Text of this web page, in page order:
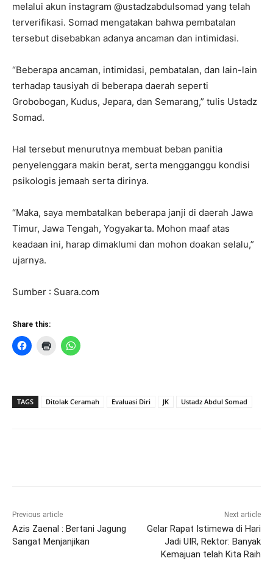
melalui akun instagram @ustadzabdulsomad yang telah
terverifikasi. Somad mengatakan bahwa pembatalan
tersebut disebabkan adanya ancaman dan intimidasi.
“Beberapa ancaman, intimidasi, pembatalan, dan lain-lain
terhadap tausiyah di beberapa daerah seperti
Grobobogan, Kudus, Jepara, dan Semarang,” tulis Ustadz
Somad.
Hal tersebut menurutnya membuat beban panitia
penyelenggara makin berat, serta mengganggu kondisi
psikologis jemaah serta dirinya.
“Maka, saya membatalkan beberapa janji di daerah Jawa
Timur, Jawa Tengah, Yogyakarta. Mohon maaf atas
keadaan ini, harap dimaklumi dan mohon doakan selalu,”
ujarnya.
Sumber : Suara.com
Share this:
TAGS Ditolak Ceramah Evaluasi Diri JK Ustadz Abdul Somad
Previous article
Azis Zaenal : Bertani Jagung
Sangat Menjanjikan
Next article
Gelar Rapat Istimewa di Hari
Jadi UIR, Rektor: Banyak
Kemajuan telah Kita Raih